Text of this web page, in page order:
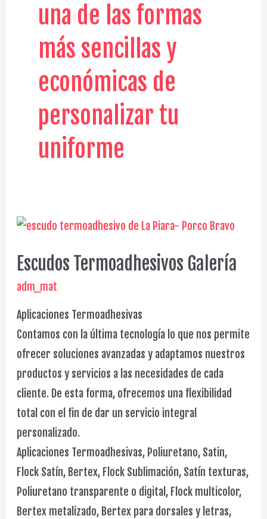
una de las formas
más sencillas y
económicas de
personalizar tu
uniforme
Escudos Termoadhesivos Galería
adm_mat
Aplicaciones Termoadhesivas
Contamos con la última tecnología lo que nos permite
ofrecer soluciones avanzadas y adaptamos nuestros
productos y servicios a las necesidades de cada
cliente. De esta forma, ofrecemos una flexibilidad
total con el fin de dar un servicio integral
personalizado.
Aplicaciones Termoadhesivas, Poliuretano, Satin,
Flock Satín, Bertex, Flock Sublimación, Satín texturas,
Poliuretano transparente o digital, Flock multicolor,
Bertex metalizado, Bertex para dorsales y letras,